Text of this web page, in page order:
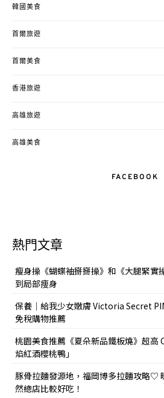
韓國美食
首爾旅遊
首爾美食
香港旅遊
高雄旅遊
高雄美食
FACEBOOK
熱門文章
瘦身操《蝴蝶袖掰掰操》和《大腿緊實
到局部痩身
保養｜給我少女嫩膚 Victoria Secret
免稅購物推薦
桃園美食推薦《夏朵新品鐵板燒》超高
焰紅酒櫻桃鴨」
豚骨拉麵發源地，福岡博多拉麵攻略♡
然總店比較好吃！